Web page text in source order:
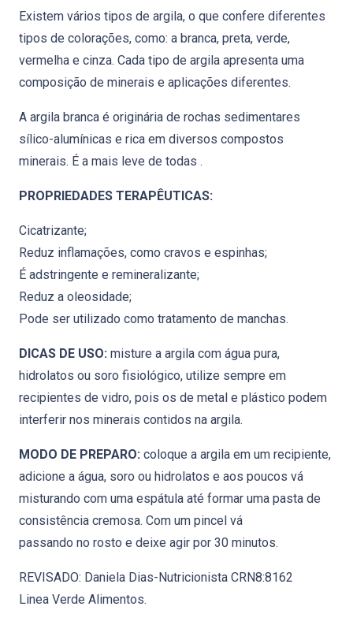
Existem vários tipos de argila, o que confere diferentes
tipos de colorações, como: a branca, preta, verde,
vermelha e cinza. Cada tipo de argila apresenta uma
composição de minerais e aplicações diferentes.
A argila branca é originária de rochas sedimentares
sílico-alumínicas e rica em diversos compostos
minerais. É a mais leve de todas .
PROPRIEDADES TERAPÊUTICAS:
Cicatrizante;
Reduz inflamações, como cravos e espinhas;
É adstringente e remineralizante;
Reduz a oleosidade;
Pode ser utilizado como tratamento de manchas.
DICAS DE USO: misture a argila com água pura,
hidrolatos ou soro fisiológico, utilize sempre em
recipientes de vidro, pois os de metal e plástico podem
interferir nos minerais contidos na argila.
MODO DE PREPARO: coloque a argila em um recipiente,
adicione a água, soro ou hidrolatos e aos poucos vá
misturando com uma espátula até formar uma pasta de
consistência cremosa. Com um pincel vá
passando no rosto e deixe agir por 30 minutos.
REVISADO: Daniela Dias-Nutricionista CRN8:8162
Linea Verde Alimentos.